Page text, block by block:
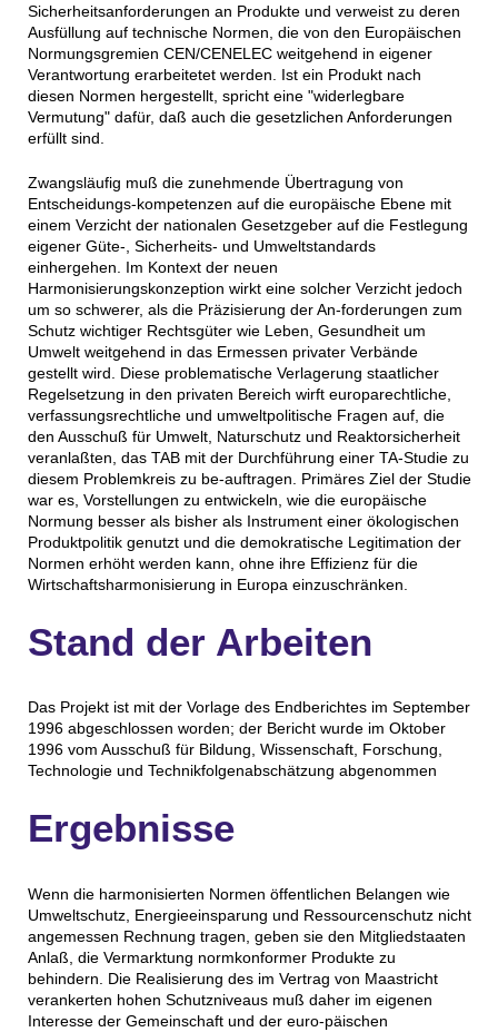
Sicherheitsanforderungen an Produkte und verweist zu deren
Ausfüllung auf technische Normen, die von den Europäischen
Normungsgremien CEN/CENELEC weitgehend in eigener
Verantwortung erarbeitetet werden. Ist ein Produkt nach
diesen Normen hergestellt, spricht eine "widerlegbare
Vermutung" dafür, daß auch die gesetzlichen Anforderungen
erfüllt sind.
Zwangsläufig muß die zunehmende Übertragung von
Entscheidungs-kompetenzen auf die europäische Ebene mit
einem Verzicht der nationalen Gesetzgeber auf die Festlegung
eigener Güte-, Sicherheits- und Umweltstandards
einhergehen. Im Kontext der neuen
Harmonisierungskonzeption wirkt eine solcher Verzicht jedoch
um so schwerer, als die Präzisierung der An-forderungen zum
Schutz wichtiger Rechtsgüter wie Leben, Gesundheit um
Umwelt weitgehend in das Ermessen privater Verbände
gestellt wird. Diese problematische Verlagerung staatlicher
Regelsetzung in den privaten Bereich wirft europarechtliche,
verfassungsrechtliche und umweltpolitische Fragen auf, die
den Ausschuß für Umwelt, Naturschutz und Reaktorsicherheit
veranlaßten, das TAB mit der Durchführung einer TA-Studie zu
diesem Problemkreis zu be-auftragen. Primäres Ziel der Studie
war es, Vorstellungen zu entwickeln, wie die europäische
Normung besser als bisher als Instrument einer ökologischen
Produktpolitik genutzt und die demokratische Legitimation der
Normen erhöht werden kann, ohne ihre Effizienz für die
Wirtschaftsharmonisierung in Europa einzuschränken.
Stand der Arbeiten
Das Projekt ist mit der Vorlage des Endberichtes im September
1996 abgeschlossen worden; der Bericht wurde im Oktober
1996 vom Ausschuß für Bildung, Wissenschaft, Forschung,
Technologie und Technikfolgenabschätzung abgenommen
Ergebnisse
Wenn die harmonisierten Normen öffentlichen Belangen wie
Umweltschutz, Energieeinsparung und Ressourcenschutz nicht
angemessen Rechnung tragen, geben sie den Mitgliedstaaten
Anlaß, die Vermarktung normkonformer Produkte zu
behindern. Die Realisierung des im Vertrag von Maastricht
verankerten hohen Schutzniveaus muß daher im eigenen
Interesse der Gemeinschaft und der euro-päischen